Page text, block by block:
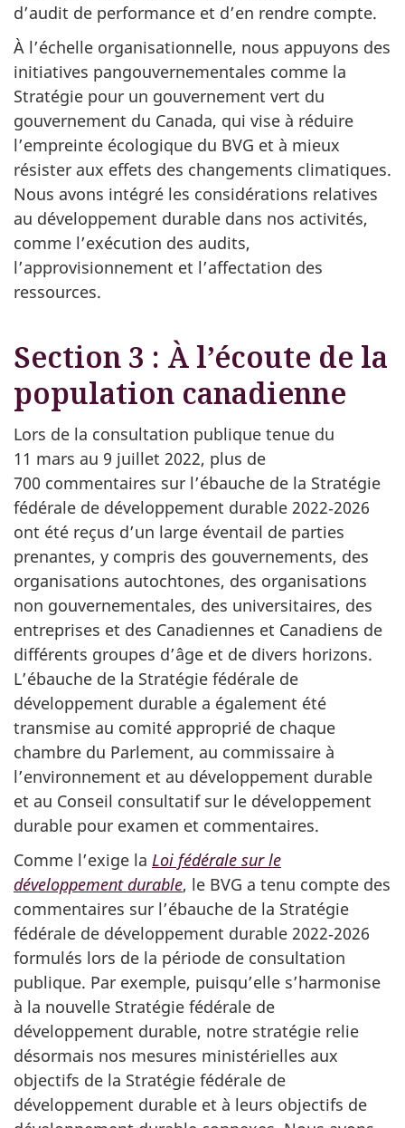
d’audit de performance et d’en rendre compte.
À l’échelle organisationnelle, nous appuyons des
initiatives pangouvernementales comme la
Stratégie pour un gouvernement vert du
gouvernement du Canada, qui vise à réduire
l’empreinte écologique du BVG et à mieux
résister aux effets des changements climatiques.
Nous avons intégré les considérations relatives
au développement durable dans nos activités,
comme l’exécution des audits,
l’approvisionnement et l’affectation des
ressources.
Section 3 : À l’écoute de la
population canadienne
Lors de la consultation publique tenue du
11 mars au 9 juillet 2022, plus de
700 commentaires sur l’ébauche de la Stratégie
fédérale de développement durable 2022‑2026
ont été reçus d’un large éventail de parties
prenantes, y compris des gouvernements, des
organisations autochtones, des organisations
non gouvernementales, des universitaires, des
entreprises et des Canadiennes et Canadiens de
différents groupes d’âge et de divers horizons.
L’ébauche de la Stratégie fédérale de
développement durable a également été
transmise au comité approprié de chaque
chambre du Parlement, au commissaire à
l’environnement et au développement durable
et au Conseil consultatif sur le développement
durable pour examen et commentaires.
Comme l’exige la Loi fédérale sur le
développement durable, le BVG a tenu compte des
commentaires sur l’ébauche de la Stratégie
fédérale de développement durable 2022‑2026
formulés lors de la période de consultation
publique. Par exemple, puisqu’elle s’harmonise
à la nouvelle Stratégie fédérale de
développement durable, notre stratégie relie
désormais nos mesures ministérielles aux
objectifs de la Stratégie fédérale de
développement durable et à leurs objectifs de